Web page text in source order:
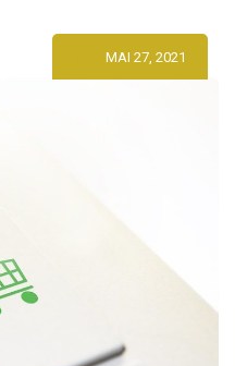
MAI 27, 2021